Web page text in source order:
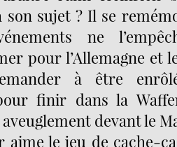
son sujet ? Il se
ne
pour l’Allemagne et
à être
finir dans la
devant le
aime le jeu de cache-